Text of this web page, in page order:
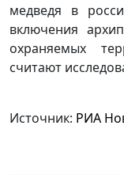
медведя в
включения
охраняемых
считают
Источник: РИА